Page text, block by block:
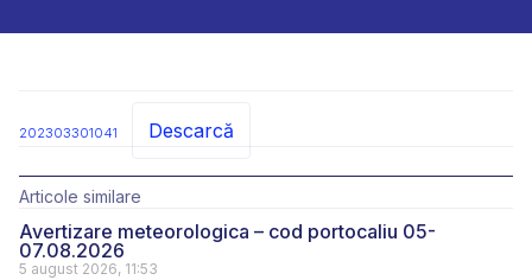
202303301041 Descarcă
Articole similare
Avertizare meteorologica – cod portocaliu 05-
07.08.2026
5 august 2026, 11:53